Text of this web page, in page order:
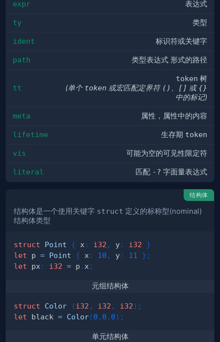
expr 表达式
ty 类型
ident 标识符或关键字
path 类型表达式 形式的路径
tt
token 树
(单个 token 或宏匹配定界符 () 、 [] 或{}
中的标记)
meta 属性，属性中的内容
lifetime 生存期 token
vis 可能为空的可见性限定符
literal 匹配 -? 字面量表达式
结构体
结构体是一个使用关键字 struct 定义的标称型(nominal)
结构体类型
struct Point { x : i32 , y: i32
}
let p = Point { x : 10 , y: 11 } ;
let px : i32 = p . x ;
元组结构体
struct Color (i32 , i32 , i32) ;
let black = Color(0 , 0 , 0) ;
单元结构体